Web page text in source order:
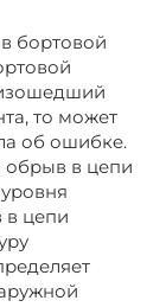
бортовой
то может
об ошибке.
обрыв в цепи
в цепи